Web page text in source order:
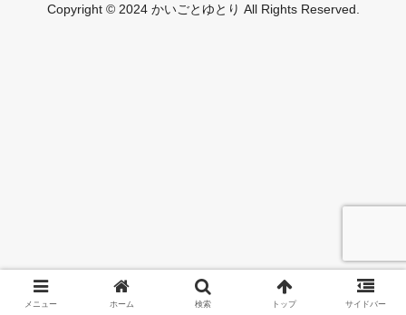
Copyright © 2024 かいごとゆとり All Rights Reserved.
メニュー ホーム 検索 トップ サイドバー